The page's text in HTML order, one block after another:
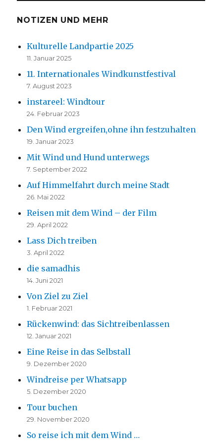
NOTIZEN UND MEHR
Kulturelle Landpartie 2025
11. Januar 2025
11. Internationales Windkunstfestival
7. August 2023
instareel: Windtour
24. Februar 2023
Den Wind ergreifen,ohne ihn festzuhalten
19. Januar 2023
Mit Wind und Hund unterwegs
7. September 2022
Auf Himmelfahrt durch meine Stadt
26. Mai 2022
Reisen mit dem Wind – der Film
29. April 2022
Lass Dich treiben
3. April 2022
die samadhis
14. Juni 2021
Von Ziel zu Ziel
1. Februar 2021
Rückenwind: das Sichtreibenlassen
12. Januar 2021
Eine Reise in das Selbstall
9. Dezember 2020
Windreise per Whatsapp
5. Dezember 2020
Tour buchen
29. November 2020
So reise ich mit dem Wind …